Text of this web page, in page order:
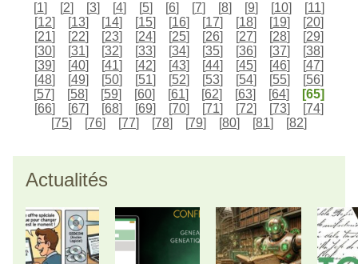
[1] [2] [3] [4] [5] [6] [7] [8] [9] [10] [11]
[12] [13] [14] [15] [16] [17] [18] [19] [20]
[21] [22] [23] [24] [25] [26] [27] [28] [29]
[30] [31] [32] [33] [34] [35] [36] [37] [38]
[39] [40] [41] [42] [43] [44] [45] [46] [47]
[48] [49] [50] [51] [52] [53] [54] [55] [56]
[57] [58] [59] [60] [61] [62] [63] [64]
[65]
[66] [67] [68] [69] [70] [71] [72] [73] [74]
[75] [76] [77] [78] [79] [80] [81] [82]
Actualités